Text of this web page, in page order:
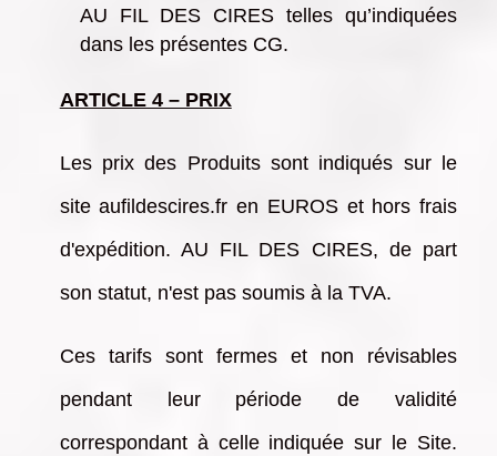
AU FIL DES CIRES telles qu’indiquées
dans les présentes CG.
ARTICLE 4 – PRIX
Les prix des Produits sont indiqués sur le
site aufildescires.fr en EUROS et hors frais
d'expédition. AU FIL DES CIRES, de part
son statut, n'est pas soumis à la TVA.
Ces tarifs sont fermes et non révisables
pendant leur période de validité
correspondant à celle indiquée sur le Site.